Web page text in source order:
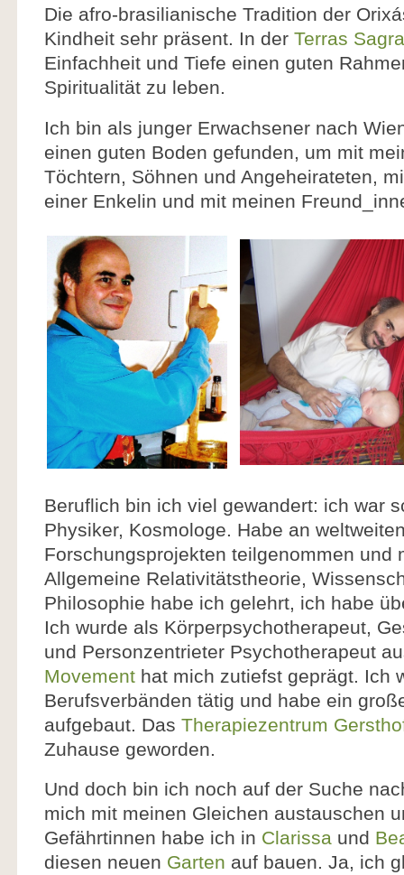
Die afro-brasilianische Tradition der
Kindheit sehr präsent. In der Terras
Einfachheit und Tiefe einen guten
Spiritualität zu leben.
Ich bin als junger Erwachsener nach
einen guten Boden gefunden, um mit
Töchtern, Söhnen und Angeheirateten,
einer Enkelin und mit meinen
Beruflich bin ich viel gewandert: ich war
Physiker, Kosmologe. Habe an
Forschungsprojekten teilgenommen und
Allgemeine Relativitätstheorie,
Philosophie habe ich gelehrt, ich habe
Ich wurde als Körperpsychotherapeut,
und Personzentrieter Psychotherapeut
Movement hat mich zutiefst geprägt. Ich
Berufsverbänden tätig und habe ein
aufgebaut. Das Therapiezentrum
Zuhause geworden.
Und doch bin ich noch auf der Suche
mich mit meinen Gleichen austauschen
Gefährtinnen habe ich in Clarissa und
diesen neuen Garten auf bauen. Ja, ich